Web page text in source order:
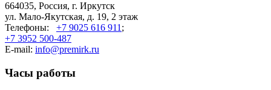
664035, Россия, г. Иркутск
ул. Мало-Якутская, д. 19, 2 этаж
Телефоны: +7 9025 616 911 ;
+7 3952 500-487
E-mail: info@premirk.ru
Часы работы